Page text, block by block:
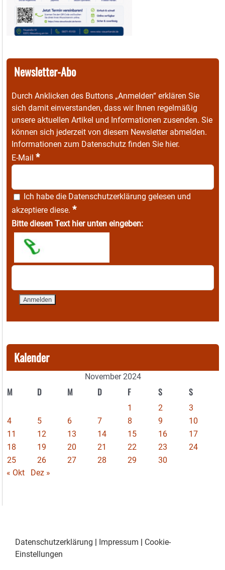
Newsletter-Abo
Durch Anklicken des Buttons „Anmelden“ erklären Sie
sich damit einverstanden, dass wir Ihnen regelmäßig
unsere aktuellen Artikel und Informationen zusenden. Sie
können sich jederzeit von diesem Newsletter abmelden.
Informationen zum Datenschutz finden Sie hier.
E-Mail *
Ich habe die Datenschutzerklärung gelesen und
akzeptiere diese. *
Bitte diesen Text hier unten eingeben:
Kalender
November 2024
M D M D F S S
1 2
3
4
5 6 7 8 9
10
11
12 13 14 15 16
17
18
19 20 21 22 23
24
25
26 27 28 29
30
« Okt
Dez »
Datenschutzerklärung | Impressum | Cookie-
Einstellungen